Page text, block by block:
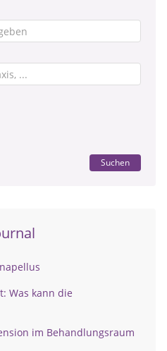
Suchen
Was kann die
im Behandlungsraum